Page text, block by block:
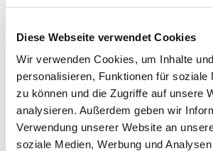
Diese Webseite verwendet Cookies
Wir verwenden Cookies, um Inhalte
personalisieren, Funktionen für soziale
zu können und die Zugriffe auf unsere
analysieren. Außerdem geben wir
Verwendung unserer Website an
soziale Medien, Werbung und